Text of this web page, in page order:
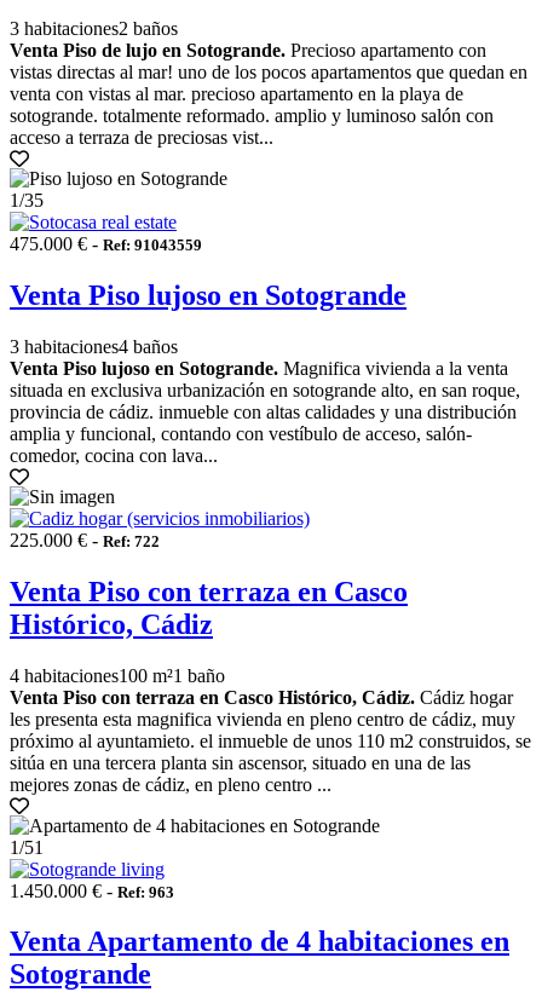
3 habitaciones2 baños
Venta Piso de lujo en Sotogrande. Precioso apartamento con
vistas directas al mar! uno de los pocos apartamentos que quedan en
venta con vistas al mar. precioso apartamento en la playa de
sotogrande. totalmente reformado. amplio y luminoso salón con
acceso a terraza de preciosas vist...
1/35
475.000 € - Ref: 91043559
Venta Piso lujoso en Sotogrande
3 habitaciones4 baños
Venta Piso lujoso en Sotogrande. Magnifica vivienda a la venta
situada en exclusiva urbanización en sotogrande alto, en san roque,
provincia de cádiz. inmueble con altas calidades y una distribución
amplia y funcional, contando con vestíbulo de acceso, salón-
comedor, cocina con lava...
225.000 € - Ref: 722
Venta Piso con terraza en Casco
Histórico, Cádiz
4 habitaciones100 m²1 baño
Venta Piso con terraza en Casco Histórico, Cádiz. Cádiz hogar
les presenta esta magnifica vivienda en pleno centro de cádiz, muy
próximo al ayuntamieto. el inmueble de unos 110 m2 construidos, se
sitúa en una tercera planta sin ascensor, situado en una de las
mejores zonas de cádiz, en pleno centro ...
1/51
1.450.000 € - Ref: 963
Venta Apartamento de 4 habitaciones en
Sotogrande